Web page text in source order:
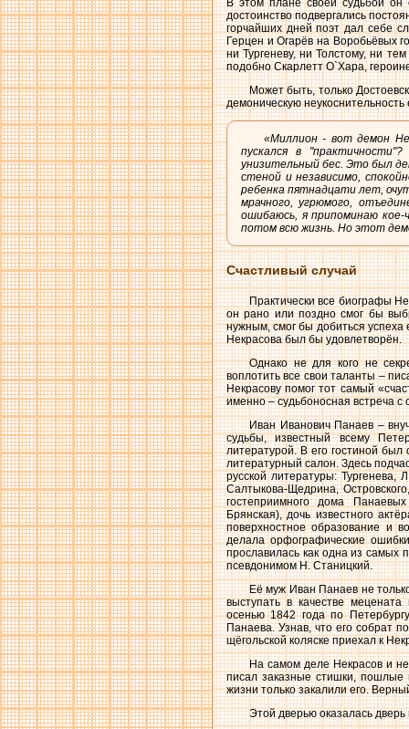
достоинство подвергались
горчайших дней поэт дал себе
Герцен и Огарёв на Воробьёвых
ни Тургеневу, ни Толстому, ни
подобно Скарлетт О`Хара,
Может быть, только
демоническую
«Миллион - вот демон
пускался в
унизительный бес. Это был
стеной и независимо,
ребенка пятнадцати лет,
мрачного, угрюмого,
ошибаюсь, я припоминаю кое-
потом всю жизнь. Но этот
Счастливый случай
Практически все биографы
он рано или поздно смог бы
нужным, смог бы добиться
Некрасова был бы удовлетворён.
Однако не для кого не
воплотить все свои таланты –
Некрасову помог тот самый
именно – судьбоносная встреча
Иван Иванович Панаев –
судьбы, известный всему
литературой. В его гостиной
литературный салон. Здесь
русской литературы: Тургенева,
Салтыкова-Щедрина,
гостеприимного дома
Брянская), дочь известного
поверхностное образование и
делала орфографические
прославилась как одна из самых
псевдонимом Н. Станицкий.
Её муж Иван Панаев не
выступать в качестве
осенью 1842 года по
Панаева. Узнав, что его собрат
щёгольской коляске приехал к
На самом деле Некрасов и
писал заказные стишки, пошлые
жизни только закалили его.
Этой дверью оказалась